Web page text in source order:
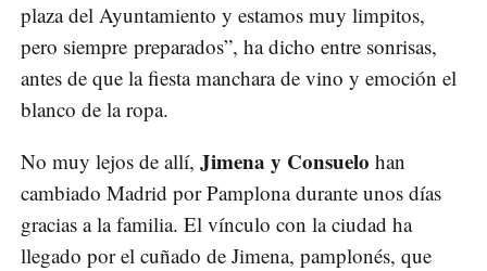
plaza del Ayuntamiento y estamos muy limpitos,
pero siempre preparados”, ha dicho entre sonrisas,
antes de que la fiesta manchara de vino y emoción el
blanco de la ropa.
No muy lejos de allí, Jimena y Consuelo han
cambiado Madrid por Pamplona durante unos días
gracias a la familia. El vínculo con la ciudad ha
llegado por el cuñado de Jimena, pamplonés, que